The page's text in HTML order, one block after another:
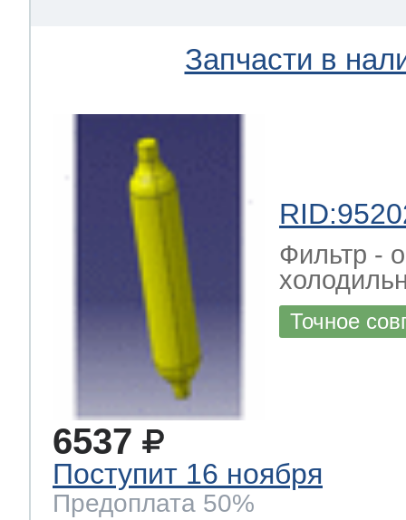
Запчасти в
Фильтр -
Точное
6537
Поступит 16 ноября
Предоплата 50%